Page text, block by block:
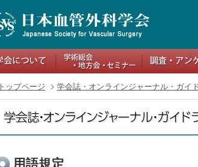
トップページ 学会誌・オンラインジャーナル・ガイ
用語規定